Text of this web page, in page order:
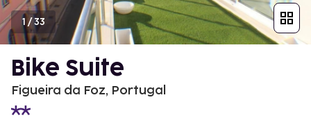
1 /33
Bike Suite
Figueira da Foz, Portugal